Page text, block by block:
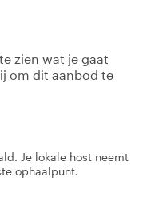
zien wat je gaat
om dit aanbod te
Je lokale host neemt
ophaalpunt.